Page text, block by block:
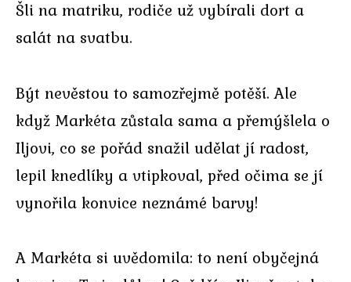
Šli na matriku, rodiče už vybírali dort a
salát na svatbu.
Být nevěstou to samozřejmě potěší. Ale
když Markéta zůstala sama a přemýšlela o
Iljovi, co se pořád snažil udělat jí radost,
lepil knedlíky a vtipkoval, před očima se jí
vynořila konvice neznámé barvy!
A Markéta si uvědomila: to není obyčejná